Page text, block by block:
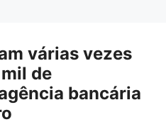
várias vezes
de
bancária